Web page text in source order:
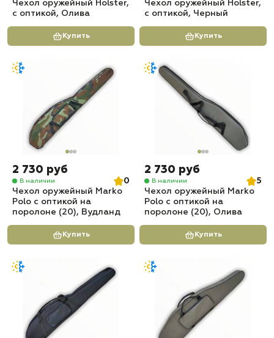
Чехол оружейный Holster,
с оптикой, Олива
Купить
Чехол оружейный Holster,
с оптикой, Черный
Купить
2 730 руб
В наличии
0
Чехол оружейный Marko
Polo с оптикой на
поролоне (20), Вудланд
Купить
2 730 руб
В наличии
5
Чехол оружейный Marko
Polo с оптикой на
поролоне (20), Олива
Купить